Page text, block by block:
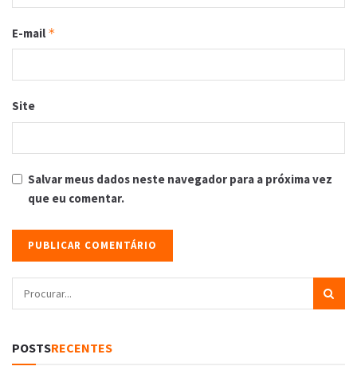
E-mail *
Site
Salvar meus dados neste navegador para a próxima vez
que eu comentar.
POSTSRECENTES